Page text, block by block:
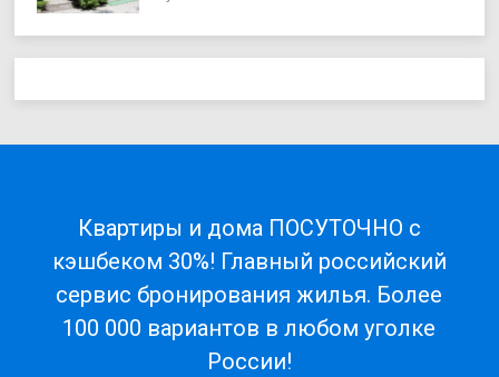
Квартиры и дома ПОСУТОЧНО с
кэшбеком 30%! Главный российский
сервис бронирования жилья. Более
100 000 вариантов в любом уголке
России!